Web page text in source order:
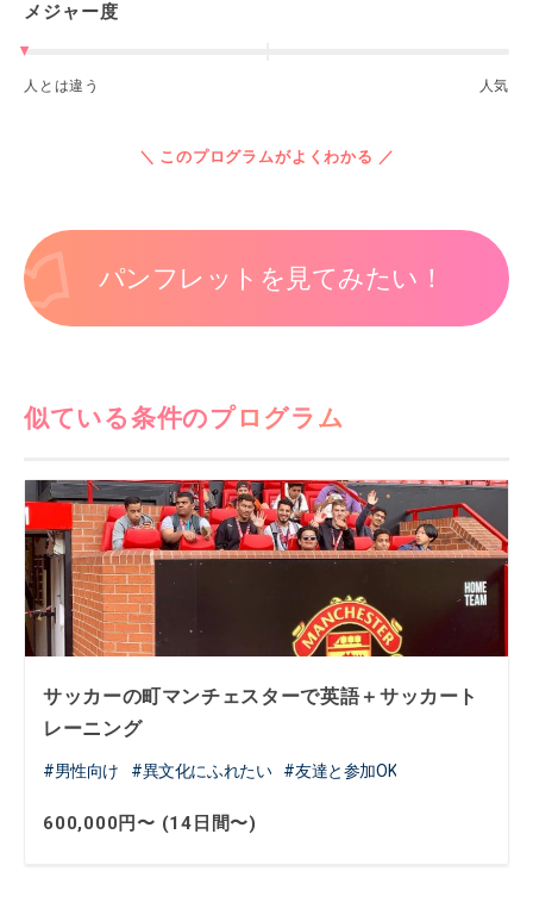
メジャー度
人とは違う 人気
＼ このプログラムがよくわかる ／
パンフレットを見てみたい！
似ている条件のプログラム
サッカーの町マンチェスターで英語＋サッカート
レーニング
男性向け 異文化にふれたい 友達と参加OK
600,000円〜 (14日間〜)